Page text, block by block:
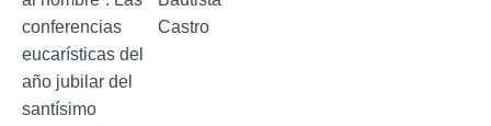
conferencias
eucarísticas del
año jubilar del
santísimo
Castro